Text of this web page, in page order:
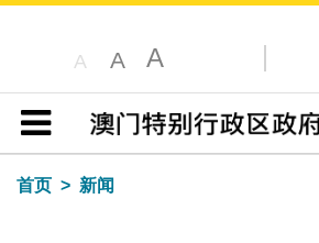
A A A
目录
首页
新闻